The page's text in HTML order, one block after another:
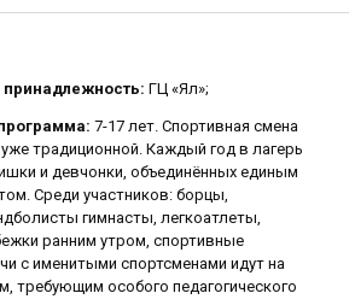
ГЦ «Ял»;
7-17 лет. Спортивная смена
традиционной. Каждый год в лагерь
и девчонки, объединённых единым
Среди участников: борцы,
гимнасты, легкоатлеты,
ранним утром, спортивные
с именитыми спортсменами идут на
требующим особого педагогического